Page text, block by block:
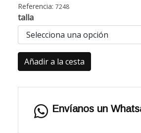
Referencia: 7248
talla
Añadir a la cesta
Envíanos un